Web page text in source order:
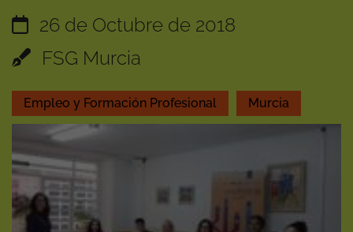
26 de Octubre de 2018
FSG Murcia
Empleo y Formación Profesional Murcia